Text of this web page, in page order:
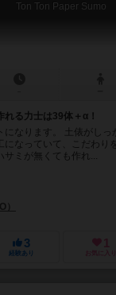
Ton Ton Paper Sumo
る力士は39体＋α！
になります。 土俵がしっ
になっていて、こだわり
サミが無くても作れ...
）
3
経験あり
1
お気に入り